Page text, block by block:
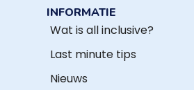
INFORMATIE
Wat is all inclusive?
Last minute tips
Nieuws